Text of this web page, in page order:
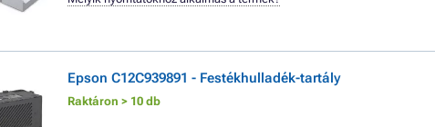
Epson C12C939891 - Festékhulladék-tartály
Raktáron > 10 db